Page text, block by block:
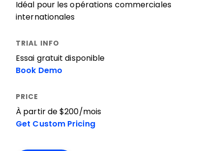
Idéal pour les opérations commerciales
internationales
Essai gratuit disponible
Book Demo
À partir de $200/mois
Get Custom Pricing